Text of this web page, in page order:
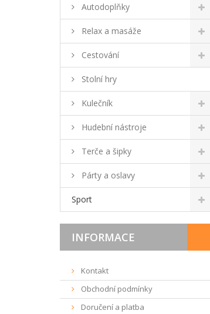
Autodoplňky
Relax a masáže
Cestování
Stolní hry
Kulečník
Hudební nástroje
Terče a šipky
Párty a oslavy
Sport
INFORMACE
Kontakt
Obchodní podmínky
Doručení a platba